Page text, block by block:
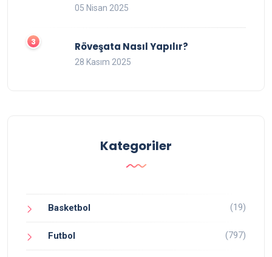
05 Nisan 2025
Röveşata Nasıl Yapılır?
28 Kasım 2025
Kategoriler
Basketbol (19)
Futbol (797)